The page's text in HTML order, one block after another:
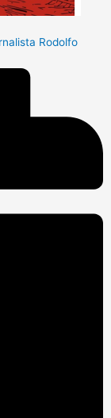
Rodolfo